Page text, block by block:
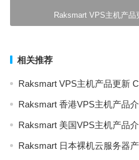
Raksmart VPS主机产
相关推荐
Raksmart VPS主机产品更新
Raksmart 香港VPS主机产品
Raksmart 美国VPS主机产品
Raksmart 日本裸机云服务器